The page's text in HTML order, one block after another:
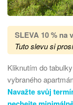
SLEVA 10 % na
Tuto slevu si
Kliknutím do
vybraného
Navažte svůj